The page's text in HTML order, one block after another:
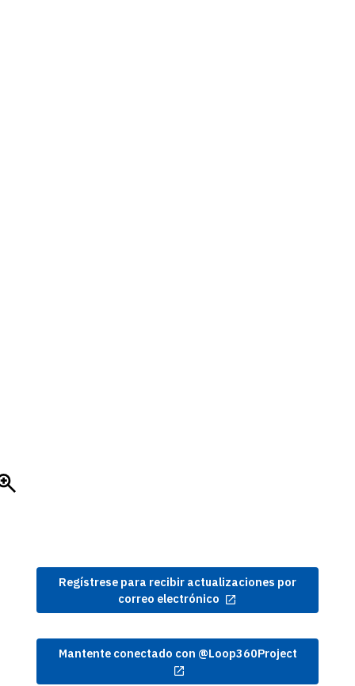
Regístrese para recibir actualizaciones por
correo electrónico
Mantente conectado con @Loop360Project